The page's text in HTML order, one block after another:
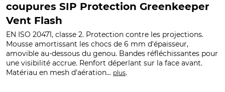
coupures SIP Protection Greenkeeper
Vent Flash
EN ISO 20471, classe 2. Protection contre les projections.
Mousse amortissant les chocs de 6 mm d'épaisseur,
amovible au-dessous du genou. Bandes réfléchissantes pour
une visibilité accrue. Renfort déperlant sur la face avant.
Matériau en mesh d'aération... plus.